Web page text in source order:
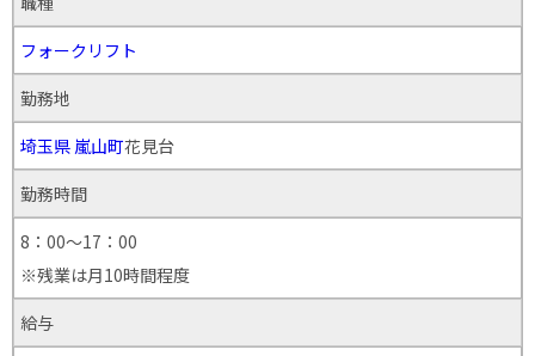
フォークリフト
勤務地
埼玉県 嵐山町花見台
勤務時間
8：00～17：00
※残業は月10時間程度
給与